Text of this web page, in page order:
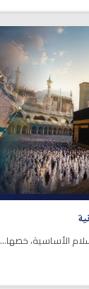
الأساسية، خصها...